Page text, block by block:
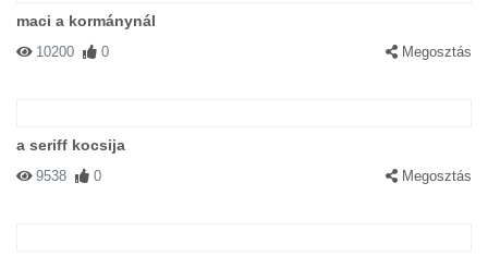
maci a kormánynál
10200 0 Megosztás
a seriff kocsija
9538 0 Megosztás